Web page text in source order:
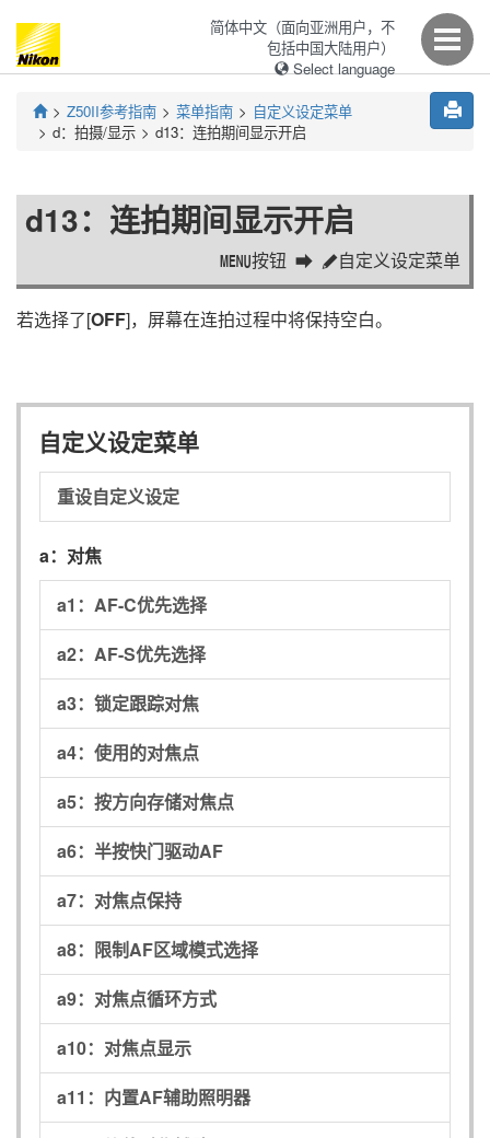
简体中文（面向亚洲用户，不
包括中国大陆用户）
Select language
Z50II参考指南 菜单指南
自定义设定菜单
d： 拍摄/显示 d13： 连拍期间显示开启
d13： 连拍期间显示开启
G按钮 A自定义设定菜单
若选择了[OFF]，屏幕在连拍过程中将保持空白。
自定义设定菜单
重设自定义设定
a： 对焦
a1： AF-C优先选择
a2： AF-S优先选择
a3： 锁定跟踪对焦
a4： 使用的对焦点
a5： 按方向存储对焦点
a6： 半按快门驱动AF
a7： 对焦点保持
a8： 限制AF区域模式选择
a9： 对焦点循环方式
a10： 对焦点显示
a11： 内置AF辅助照明器